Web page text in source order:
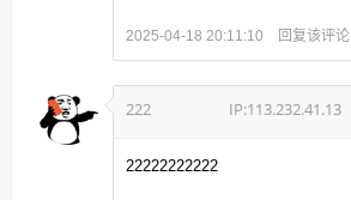
2025-04-18 20:11:10 回复该评论
222 IP:113.232.41.13
22222222222